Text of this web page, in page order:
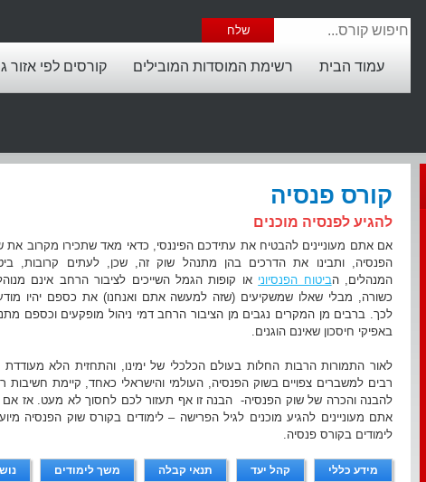
עמוד הבית רשימת המוסדות המובילים קורסים לפי אזור
קורס פנסיה
להגיע לפנסיה מוכנים
אם אתם מעוניינים להבטיח את עתידכם הפיננסי, כדאי מאד שתכירו מקרוב את
הפנסיה, ותבינו את הדרכים בהן מתנהל שוק זה, שכן, לעתים קרובות,
המנהלים, הביטוח הפנסיוני או קופות הגמל השייכים לציבור הרחב אינם
כשורה, מבלי שאלו שמשקיעים (שזה למעשה אתם ואנחנו) את כספם יהיו
לכך. ברבים מן המקרים נגבים מן הציבור הרחב דמי ניהול מופקעים וכספם
באפיקי חיסכון שאינם הוגנים.
לאור התמורות הרבות החלות בעולם הכלכלי של ימינו, והתחזית הלא
רבים למשברים צפויים בשוק הפנסיה, העולמי והישראלי כאחד, קיימת חשיבות
להבנה והכרה של שוק הפנסיה- הבנה זו אף תעזור לכם לחסוך לא מעט. אז אם
אתם מעוניינים להגיע מוכנים לגיל הפרישה – לימודים בקורס שוק הפנסיה
לימודים בקורס פנסיה.
מידע כללי קהל יעד תנאי קבלה משך לימודים